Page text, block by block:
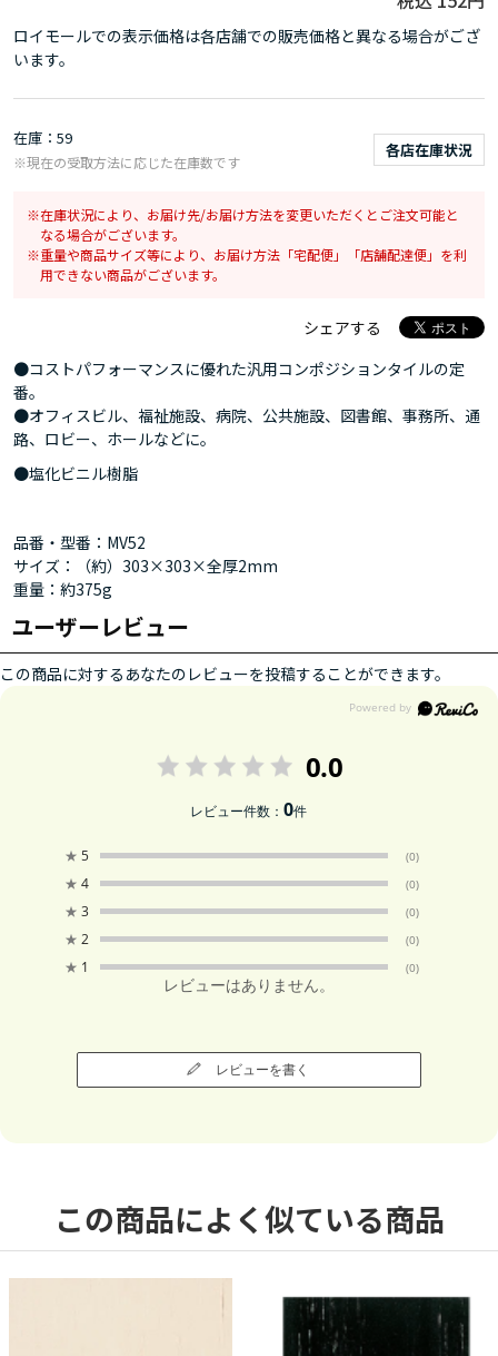
ロイモールでの表示価格は各店舗での販売価格と異なる場合がござ
います。
在庫 59
各店在庫状況
※現在の受取方法に応じた在庫数です
在庫状況により、お届け先/お届け方法を変更いただくとご注文可能と
なる場合がございます。
重量や商品サイズ等により、お届け方法「宅配便」「店舗配達便」を利
用できない商品がございます。
シェアする
●コストパフォーマンスに優れた汎用コンポジションタイルの定
番。
●オフィスビル、福祉施設、病院、公共施設、図書館、事務所、通
路、ロビー、ホールなどに。
●塩化ビニル樹脂
品番・型番：MV52
サイズ：（約）303×303×全厚2mm
重量：約375g
ユーザーレビュー
この商品に対するあなたのレビューを投稿することができます。
0.0
レビュー件数：0件
★ 5 (0)
★ 4 (0)
★ 3 (0)
★ 2 (0)
★ 1 (0)
レビューはありません。
レビューを書く
この商品によく似ている商品